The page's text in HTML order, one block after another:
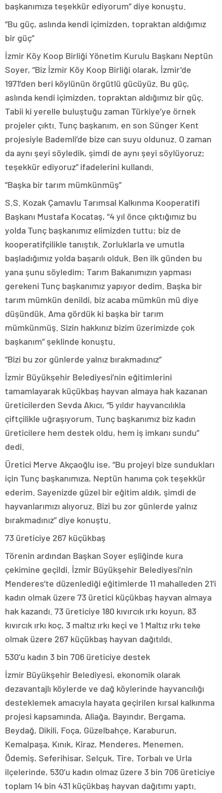
başkanımıza teşekkür ediyorum” diye konuştu.
“Bu güç, aslında kendi içimizden, topraktan aldığımız
bir güç”
İzmir Köy Koop Birliği Yönetim Kurulu Başkanı Neptün
Soyer, “Biz İzmir Köy Koop Birliği olarak, İzmir’de
1971’den beri köylünün örgütlü gücüyüz. Bu güç,
aslında kendi içimizden, topraktan aldığımız bir güç.
Tabii ki yerelle buluştuğu zaman Türkiye’ye örnek
projeler çıktı. Tunç başkanım, en son Sünger Kent
projesiyle Bademli’de bize can suyu oldunuz. O zaman
da aynı şeyi söyledik, şimdi de aynı şeyi söylüyoruz;
teşekkür ediyoruz” ifadelerini kullandı.
“Başka bir tarım mümkünmüş”
S.S. Kozak Çamavlu Tarımsal Kalkınma Kooperatifi
Başkanı Mustafa Kocataş, “4 yıl önce çıktığımız bu
yolda Tunç başkanımız elimizden tuttu; biz de
kooperatifçilikle tanıştık. Zorluklarla ve umutla
başladığımız yolda başarılı olduk. Ben ilk günden bu
yana şunu söyledim; Tarım Bakanımızın yapması
gerekeni Tunç başkanımız yapıyor dedim. Başka bir
tarım mümkün denildi, biz acaba mümkün mü diye
düşündük. Ama gördük ki başka bir tarım
mümkünmüş. Sizin hakkınız bizim üzerimizde çok
başkanım” şeklinde konuştu.
“Bizi bu zor günlerde yalnız bırakmadınız”
İzmir Büyükşehir Belediyesi’nin eğitimlerini
tamamlayarak küçükbaş hayvan almaya hak kazanan
üreticilerden Sevda Akıcı, “5 yıldır hayvancılıkla
çiftçilikle uğraşıyorum. Tunç başkanımız biz kadın
üreticilere hem destek oldu, hem iş imkanı sundu”
dedi.
Üretici Merve Akçaoğlu ise, “Bu projeyi bize sundukları
için Tunç başkanımıza, Neptün hanıma çok teşekkür
ederim. Sayenizde güzel bir eğitim aldık, şimdi de
hayvanlarımızı alıyoruz. Bizi bu zor günlerde yalnız
bırakmadınız” diye konuştu.
73 üreticiye 267 küçükbaş
Törenin ardından Başkan Soyer eşliğinde kura
çekimine geçildi. İzmir Büyükşehir Belediyesi’nin
Menderes’te düzenlediği eğitimlerde 11 mahalleden 21’i
kadın olmak üzere 73 üretici küçükbaş hayvan almaya
hak kazandı. 73 üreticiye 180 kıvırcık ırkı koyun, 83
kıvırcık ırkı koç, 3 maltız ırkı keçi ve 1 Maltız ırkı teke
olmak üzere 267 küçükbaş hayvan dağıtıldı.
530’u kadın 3 bin 706 üreticiye destek
İzmir Büyükşehir Belediyesi, ekonomik olarak
dezavantajlı köylerde ve dağ köylerinde hayvancılığı
desteklemek amacıyla hayata geçirilen kırsal kalkınma
projesi kapsamında, Aliağa, Bayındır, Bergama,
Beydağ, Dikili, Foça, Güzelbahçe, Karaburun,
Kemalpaşa, Kınık, Kiraz, Menderes, Menemen,
Ödemiş, Seferihisar, Selçuk, Tire, Torbalı ve Urla
ilçelerinde, 530’u kadın olmaz üzere 3 bin 706 üreticiye
toplam 14 bin 431 küçükbaş hayvan dağıtımı yaptı.